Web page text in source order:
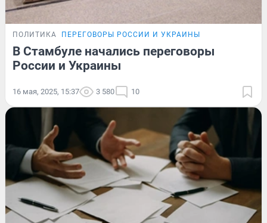
ПОЛИТИКА ПЕРЕГОВОРЫ РОССИИ И УКРАИНЫ
В Стамбуле начались переговоры
России и Украины
16 мая, 2025, 15:37 3 580 10